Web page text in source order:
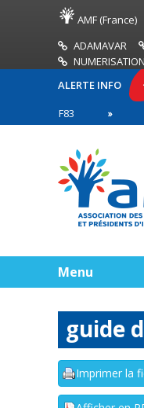
AMF (France)
ADAMAVAR
ALERTE INFO
première ligne
Menu
guide